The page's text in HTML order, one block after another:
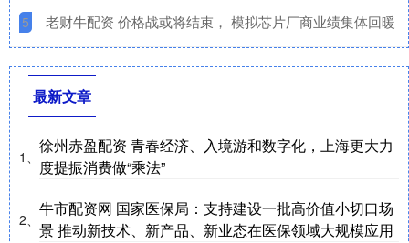
5 ​老财牛配资 价格战或将结束， 模拟芯片厂商业绩集体回暖
最新文章
1、
徐州赤盈配资 青春经济、入境游和数字化，上海更大力
度提振消费做“乘法”
2、
牛市配资网 国家医保局：支持建设一批高价值小切口场
景 推动新技术、新产品、新业态在医保领域大规模应用